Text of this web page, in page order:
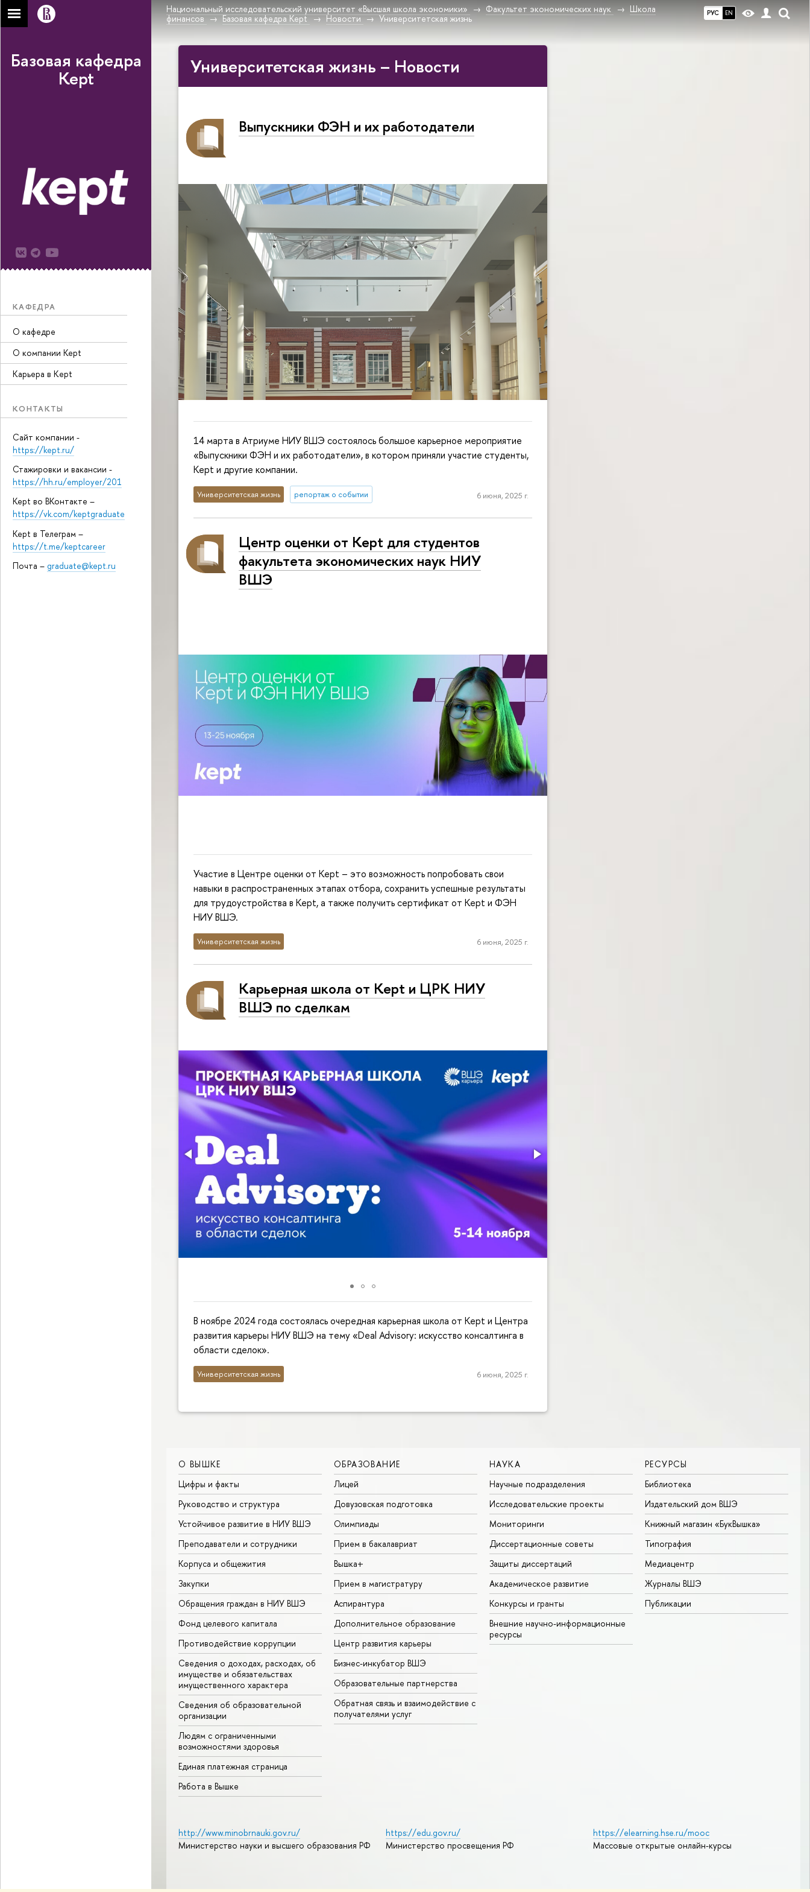
РУС EN
Национальный исследовательский университет «Высшая школа экономики» Факультет экономических наук
Школа
финансов
Базовая кафедра Kept Новости Университетская жизнь
Базовая кафедра
Kept
КАФЕДРА
О кафедре
О компании Kept
Карьера в Кept
КОНТАКТЫ
Сайт компании -
https://kept.ru/
Стажировки и вакансии -
https://hh.ru/employer/201
Kept во ВКонтакте –
https://vk.com/keptgraduate
Kept в Телеграм –
https://t.me/keptcareer
Почта – graduate@kept.ru
Университетская жизнь – Новости
Выпускники ФЭН и их работодатели
14 марта в Атриуме НИУ ВШЭ состоялось большое карьерное мероприятие
«Выпускники ФЭН и их работодатели», в котором приняли участие студенты,
Kept и другие компании.
Университетская жизнь репортаж о событии 6 июня, 2025 г.
Центр оценки от Kept для студентов
факультета экономических наук НИУ
ВШЭ
Участие в Центре оценки от Kept – это возможность попробовать свои
навыки в распространенных этапах отбора, сохранить успешные результаты
для трудоустройства в Kept, а также получить сертификат от Kept и ФЭН
НИУ ВШЭ.
Университетская жизнь 6 июня, 2025 г.
Карьерная школа от Kept и ЦРК НИУ
ВШЭ по сделкам
В ноябре 2024 года состоялась очередная карьерная школа от Kept и Центра
развития карьеры НИУ ВШЭ на тему «Deal Advisory: искусство консалтинга в
области сделок».
Университетская жизнь 6 июня, 2025 г.
О ВЫШКЕ
Цифры и факты
Руководство и структура
Устойчивое развитие в НИУ ВШЭ
Преподаватели и сотрудники
Корпуса и общежития
Закупки
Обращения граждан в НИУ ВШЭ
Фонд целевого капитала
Противодействие коррупции
Сведения о доходах, расходах, об
имуществе и обязательствах
имущественного характера
Сведения об образовательной
организации
Людям с ограниченными
возможностями здоровья
Единая платежная страница
Работа в Вышке
ОБРАЗОВАНИЕ
Лицей
Довузовская подготовка
Олимпиады
Прием в бакалавриат
Вышка+
Прием в магистратуру
Аспирантура
Дополнительное образование
Центр развития карьеры
Бизнес-инкубатор ВШЭ
Образовательные партнерства
Обратная связь и взаимодействие с
получателями услуг
НАУКА
Научные подразделения
Исследовательские проекты
Мониторинги
Диссертационные советы
Защиты диссертаций
Академическое развитие
Конкурсы и гранты
Внешние научно-информационные
ресурсы
РЕСУРСЫ
Библиотека
Издательский дом ВШЭ
Книжный магазин «БукВышка»
Типография
Медиацентр
Журналы ВШЭ
Публикации
http://www.minobrnauki.gov.ru/
Министерство науки и высшего образования РФ
https://edu.gov.ru/
Министерство просвещения РФ
https://elearning.hse.ru/mooc
Массовые открытые онлайн-курсы